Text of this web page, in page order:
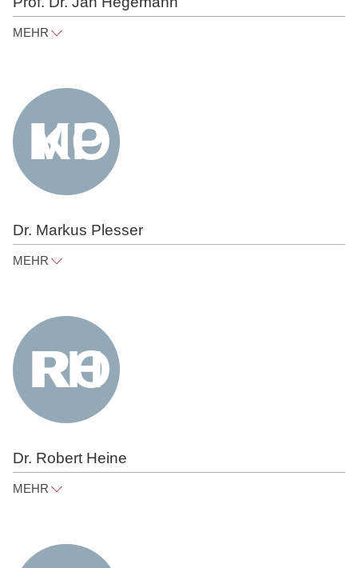
MEHR
Tel +49 30 818 550 303
Dr. Markus Plesser
MEHR
Tel +49 30 818 550 304
Dr. Robert Heine
MEHR
Tel +49 30 818 550 353